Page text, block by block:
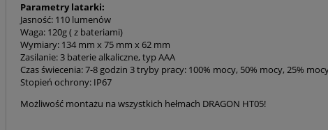
Parametry latarki:
Jasność: 110 lumenów
Waga: 120g ( z bateriami)
Wymiary: 134 mm x 75 mm x 62 mm
Zasilanie: 3 baterie alkaliczne, typ AAA
Czas świecenia: 7-8 godzin 3 tryby pracy: 100% mocy, 50% mocy, 25%
Stopień ochrony: IP67
Możliwość montażu na wszystkich hełmach DRAGON HT05!